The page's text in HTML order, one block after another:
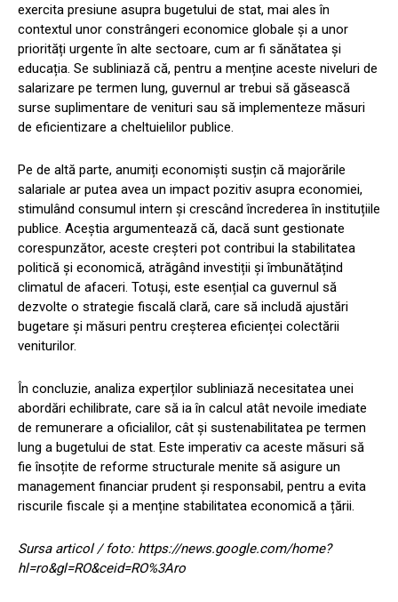
exercita presiune asupra bugetului de stat, mai ales în
contextul unor constrângeri economice globale și a unor
priorități urgente în alte sectoare, cum ar fi sănătatea și
educația. Se subliniază că, pentru a menține aceste niveluri de
salarizare pe termen lung, guvernul ar trebui să găsească
surse suplimentare de venituri sau să implementeze măsuri
de eficientizare a cheltuielilor publice.
Pe de altă parte, anumiți economiști susțin că majorările
salariale ar putea avea un impact pozitiv asupra economiei,
stimulând consumul intern și crescând încrederea în instituțiile
publice. Aceștia argumentează că, dacă sunt gestionate
corespunzător, aceste creșteri pot contribui la stabilitatea
politică și economică, atrăgând investiții și îmbunătățind
climatul de afaceri. Totuși, este esențial ca guvernul să
dezvolte o strategie fiscală clară, care să includă ajustări
bugetare și măsuri pentru creșterea eficienței colectării
veniturilor.
În concluzie, analiza experților subliniază necesitatea unei
abordări echilibrate, care să ia în calcul atât nevoile imediate
de remunerare a oficialilor, cât și sustenabilitatea pe termen
lung a bugetului de stat. Este imperativ ca aceste măsuri să
fie însoțite de reforme structurale menite să asigure un
management financiar prudent și responsabil, pentru a evita
riscurile fiscale și a menține stabilitatea economică a țării.
Sursa articol / foto: https://news.google.com/home?
hl=ro&gl=RO&ceid=RO%3Aro